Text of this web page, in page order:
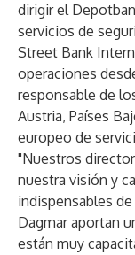
dirigir el
servicios de
Street Bank
operaciones
responsable de
Austria, Países
europeo de
"Nuestros
nuestra visión y
indispensables
Dagmar aportan
están muy